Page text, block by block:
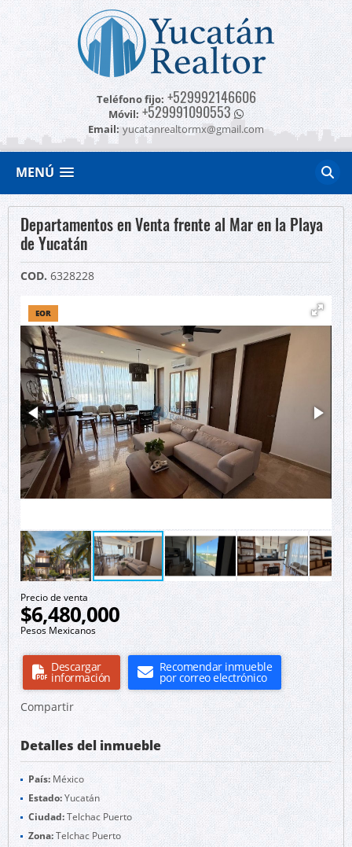
Teléfono fijo: +529992146606
Móvil: +529991090553
Email: yucatanrealtormx@gmail.com
MENÚ
Departamentos en Venta frente al Mar en la Playa
de Yucatán
COD. 6328228
EOR
Precio de venta
$6,480,000
Pesos Mexicanos
Descargar
información
Recomendar inmueble
por correo electrónico
Compartir
Detalles del inmueble
País: México
Estado:Yucatán
Ciudad:Telchac Puerto
Zona:Telchac Puerto